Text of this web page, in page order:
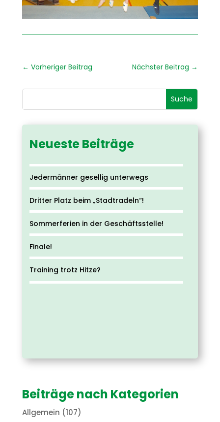
← Vorheriger Beitrag Nächster Beitrag →
Neueste Beiträge
Jedermänner gesellig unterwegs
Dritter Platz beim „Stadtradeln“!
Sommerferien in der Geschäftsstelle!
Finale!
Training trotz Hitze?
Beiträge nach Kategorien
Allgemein (107)